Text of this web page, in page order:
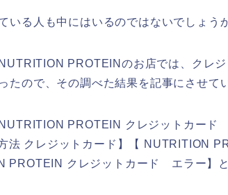
いる人も中にはいるのではないでしょう
PROTEINのお店では、クレ
たので、その調べた結果を記事にさせて
PROTEIN クレジットカー
法 クレジットカード】【 NUTRITION
PROTEIN クレジットカード エラー】